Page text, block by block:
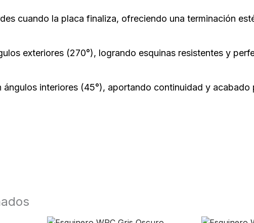
cuando la placa finaliza, ofreciendo una terminación
exteriores (270°), logrando esquinas resistentes y
ángulos interiores (45°), aportando continuidad y acabado